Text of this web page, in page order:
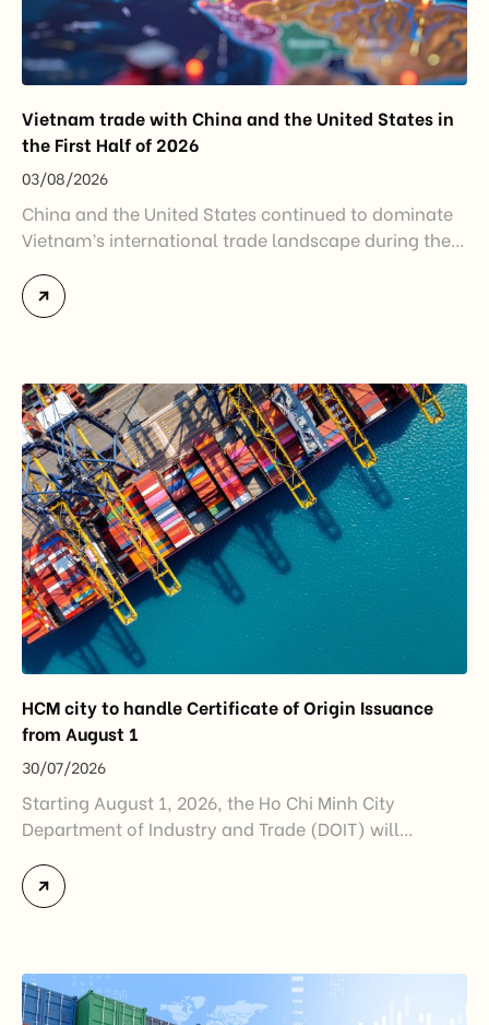
Vietnam trade with China and the United States in
the First Half of 2026
03/08/2026
China and the United States continued to dominate
Vietnam’s international trade landscape during the
accounted for more than half of Vietnam’s total
import-export turnover, highlighting their strategic
China remained Vietnam’s largest trading partner
and […]
HCM city to handle Certificate of Origin Issuance
from August 1
30/07/2026
Starting August 1, 2026, the Ho Chi Minh City
Department of Industry and Trade (DOIT) will
Certificates of Origin (C/O) and approving Self-
Certification of Origin Authorization Documents
Industry and Trade. The policy marks an important
step in […]